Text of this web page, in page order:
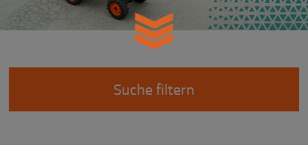
Suche filtern